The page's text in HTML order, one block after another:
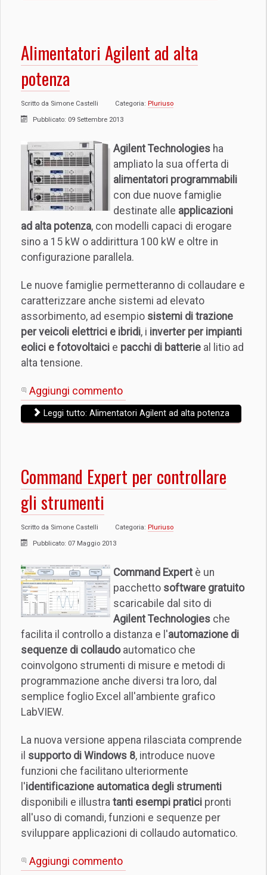
Alimentatori Agilent ad alta
potenza
Scritto da Simone Castelli Categoria: Pluriuso
Pubblicato: 09 Settembre 2013
Agilent Technologies ha
ampliato la sua offerta di
alimentatori programmabili
con due nuove famiglie
destinate alle applicazioni
ad alta potenza, con modelli capaci di erogare
sino a 15 kW o addirittura 100 kW e oltre in
configurazione parallela.
Le nuove famiglie permetteranno di collaudare e
caratterizzare anche sistemi ad elevato
assorbimento, ad esempio sistemi di trazione
per veicoli elettrici e ibridi, i inverter per impianti
eolici e fotovoltaici e pacchi di batterie al litio ad
alta tensione.
Aggiungi commento
Leggi tutto: Alimentatori Agilent ad alta potenza
Command Expert per controllare
gli strumenti
Scritto da Simone Castelli Categoria: Pluriuso
Pubblicato: 07 Maggio 2013
Command Expert è un
pacchetto software gratuito
scaricabile dal sito di
Agilent Technologies che
facilita il controllo a distanza e l'automazione di
sequenze di collaudoautomatico che
coinvolgono strumenti di misure e metodi di
programmazione anche diversi tra loro, dal
semplice foglio Excel all'ambiente grafico
LabVIEW.
La nuova versione appena rilasciata comprende
il supporto di Windows 8, introduce nuove
funzioni che facilitano ulteriormente
l'identificazione automatica degli strumenti
disponibili e illustra tanti esempi pratici pronti
all'uso di comandi, funzioni e sequenze per
sviluppare applicazioni di collaudo automatico.
Aggiungi commento